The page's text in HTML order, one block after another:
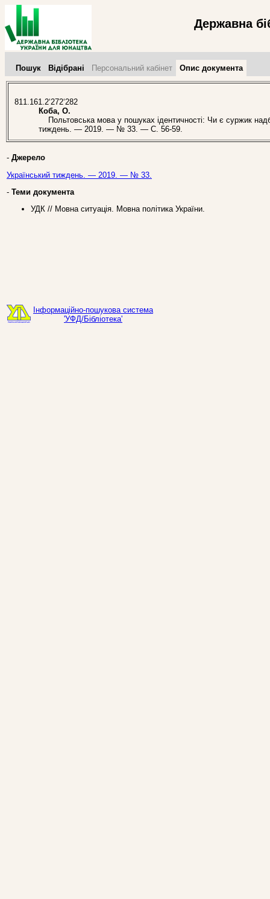
Державна
Пошук Відібрані Персональний кабінет Опис документа
811.161.2‘272‘282
Коба, О.
Польтовська мова у пошуках ідентичності: Чи є суржик
тиждень. — 2019. — № 33. — С. 56-59.
- Джерело
Український тиждень. — 2019. — № 33.
- Теми документа
УДК // Мовна ситуація. Мовна політика України.
Інформаційно-пошукова система
'УФД/Бібліотека'